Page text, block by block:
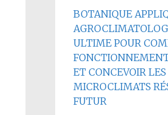
BOTANIQUE
ULTIME POUR
ET CONCEVOIR LES
MICROCLIMATS
FUTUR